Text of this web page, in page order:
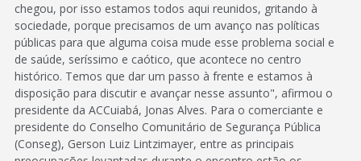
chegou, por isso estamos todos aqui reunidos, gritando à
sociedade, porque precisamos de um avanço nas políticas
públicas para que alguma coisa mude esse problema social e
de saúde, seríssimo e caótico, que acontece no centro
histórico. Temos que dar um passo à frente e estamos à
disposição para discutir e avançar nesse assunto", afirmou o
presidente da ACCuiabá, Jonas Alves. Para o comerciante e
presidente do Conselho Comunitário de Segurança Pública
(Conseg), Gerson Luiz Lintzimayer, entre as principais